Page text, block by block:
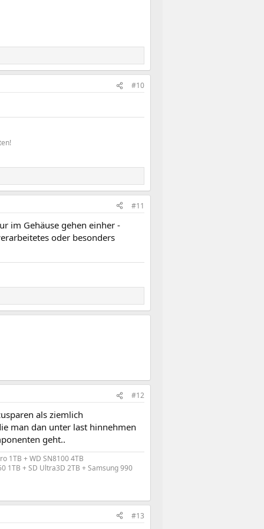
#10
#11
im Gehäuse gehen einher -
oder besonders
#12
als ziemlich
man dan unter last hinnehmen
geht..
1TB + WD SN8100 4TB
1TB + SD Ultra3D 2TB + Samsung 990
#13